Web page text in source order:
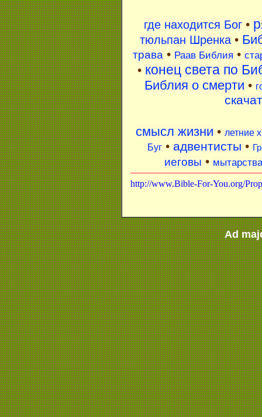
где находится Бог•
тюльпан Шренка•
трава • Раав Библия •
• конец света по
Библия о смерти •
смысл жизни • летние
Буг• адвентисты •
иеговы • мытарства
http://www.Bible-For-You.org/
Ad